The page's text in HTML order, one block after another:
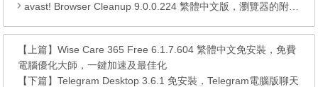
avast! Browser Cleanup 9.0.0.224 繁體中文版，瀏覽器的附加元件清理工具
【上篇】Wise Care 365 Free 6.1.7.604 繁體中文免安裝，免費
電腦優化大師，一鍵加速及最佳化
【下篇】Telegram Desktop 3.6.1 免安裝，Telegram電腦版聊天